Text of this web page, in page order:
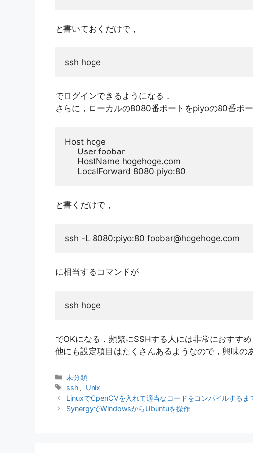
と書いておくだけで，
ssh hoge
でログインできるようになる．
さらに，ローカルの8080番ポートをpiyoの80番ポ
Host hoge
     User foobar
     HostName hogehoge.com
     LocalForward 8080 piyo:80
と書くだけで，
ssh -L 8080:piyo:80 foobar@hogehoge.com
に相当するコマンドが
ssh hoge
でOKになる．頻繁にSSHする人には非常におすすめ
他にも設定項目はたくさんあるようなので，興味の
カ
テ
ゴ
リ
未分類
タ
グ
ssh
Unix
LinuxでOpenCVを入れて適当なコードをコンパイルするま
SynergyでWindowsからUbuntuを操作